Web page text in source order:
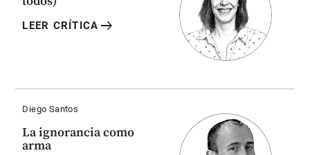
LEER CRÍTICA arrow_right_alt
Diego Santos
La ignorancia como
arma